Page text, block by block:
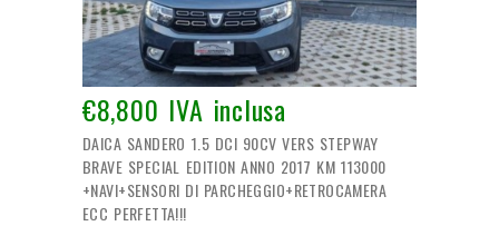
€8,800 IVA inclusa
DAICA SANDERO 1.5 DCI 90CV VERS STEPWAY
BRAVE SPECIAL EDITION ANNO 2017 KM 113000
+NAVI+SENSORI DI PARCHEGGIO+RETROCAMERA
ECC PERFETTA!!!